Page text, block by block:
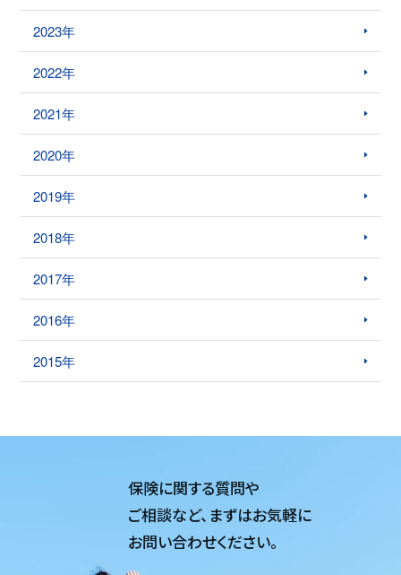
2023年
2022年
2021年
2020年
2019年
2018年
2017年
2016年
2015年
保険に関する質問や
ご相談など、 まずはお気軽に
お問い合わせください。